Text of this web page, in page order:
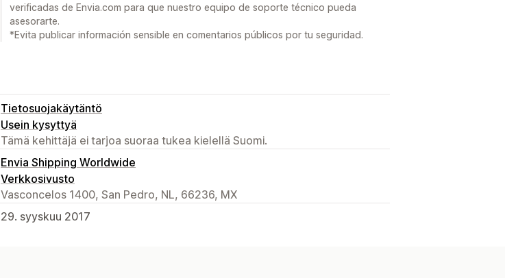
verificadas de Envia.com para que nuestro equipo de soporte técnico pueda
asesorarte.
*Evita publicar información sensible en comentarios públicos por tu seguridad.
Tietosuojakäytäntö
Usein kysyttyä
Tämä kehittäjä ei tarjoa suoraa tukea kielellä Suomi.
Envia Shipping Worldwide
Verkkosivusto
Vasconcelos 1400, San Pedro, NL, 66236, MX
29. syyskuu 2017